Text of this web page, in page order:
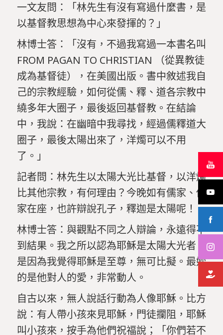
一文友問：「林先生有沒有寫過什麼書，是
以基督教思想為中心來發揮的？」
林博士答：「沒有，不過我寫過一本書名叫
FROM PAGAN TO CHRISTIAN （從異教徒
成為基督徒），在美國出版。書中敘述我自
己的宗教經驗，如何從儒、釋、道各宗教中
繞多年大圈子，最後返回基督教。在結論
中，我說：在幽暗中我尋找，經過儒釋道大
圈子，最後太陽出來了，洋燭可以不用
了。」
記者問：林先生以太陽大光比基督，以洋燭
比其他宗教，有何理由？今晚如有儒家、佛
家在座，也許辯說孔子，釋迦是太陽呢！
林博士答：與觀點不同之人辯論，永遠得不
到結果。我之所以認為耶穌是太陽大光者，
是因為我覺得耶穌是至尊，無可比擬。最妙
的是他對人的愛，非常動人。
自古以來，無人說話行動為人像耶穌。比方
說：有人帶小孩來見耶穌，門徒攔阻，耶穌
叫小孩來，按手為他們祝福說；「你們若不